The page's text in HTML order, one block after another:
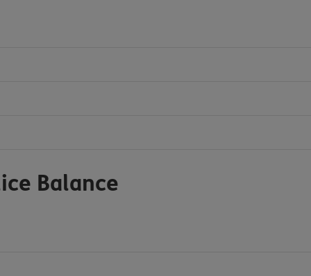
Balance